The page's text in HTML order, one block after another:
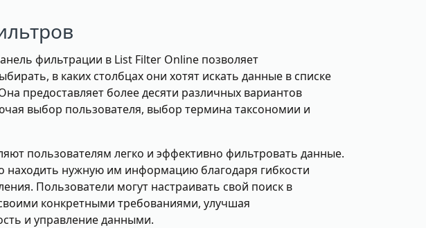
фильтрации в List Filter Online позволяет
в каких столбцах они хотят искать данные в списке
предоставляет более десяти различных вариантов
выбор пользователя, выбор термина таксономии и
пользователям легко и эффективно фильтровать данные.
находить нужную им информацию благодаря гибкости
Пользователи могут настраивать свой поиск в
конкретными требованиями, улучшая
и управление данными.